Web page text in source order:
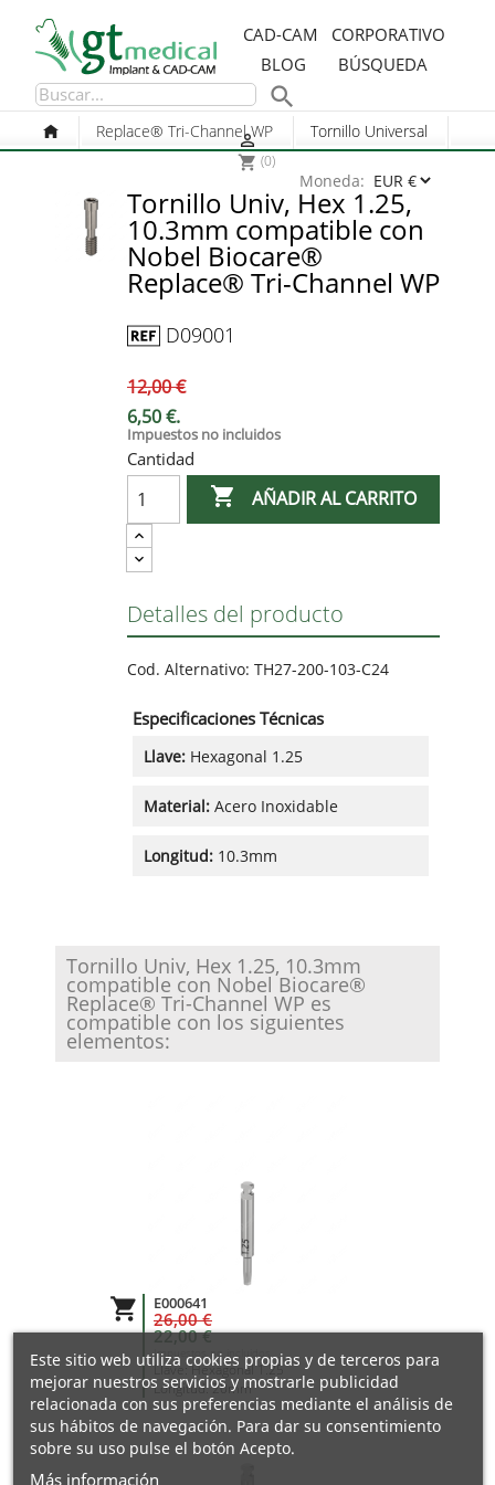
CAD-CAM
CORPORATIVO
BLOG
BÚSQUEDA
Moneda:

shopping_cart (0)

Replace® Tri-Channel WP Tornillo Universal
Tornillo Univ, Hex 1.25,
10.3mm compatible con
Nobel Biocare®
Replace® Tri-Channel WP
D09001
12,00 €
6,50 €.
Impuestos no incluidos
Cantidad
 AÑADIR AL CARRITO
Detalles del producto
Cod. Alternativo: TH27-200-103-C24
Especificaciones Técnicas
Llave: Hexagonal 1.25
Material: Acero Inoxidable
Longitud: 10.3mm
Tornillo Univ, Hex 1.25, 10.3mm
compatible con Nobel Biocare®
Replace® Tri-Channel WP es
compatible con los siguientes
elementos:
 E000641
26,00 €
22,00 €
Impuestos no incluidos
Llave: Hexagonal 1.25
Longitud: 20mm
Este sitio web utiliza cookies propias y de terceros para
mejorar nuestros servicios y mostrarle publicidad
relacionada con sus preferencias mediante el análisis de
sus hábitos de navegación. Para dar su consentimiento
sobre su uso pulse el botón Acepto.
Más información